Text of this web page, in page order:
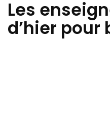
Les
d’hier